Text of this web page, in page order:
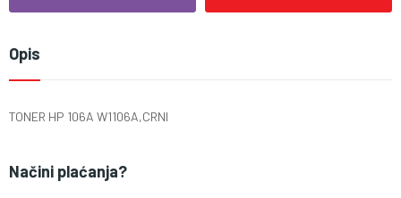
Opis
TONER HP 106A W1106A,CRNI
Načini plaćanja?